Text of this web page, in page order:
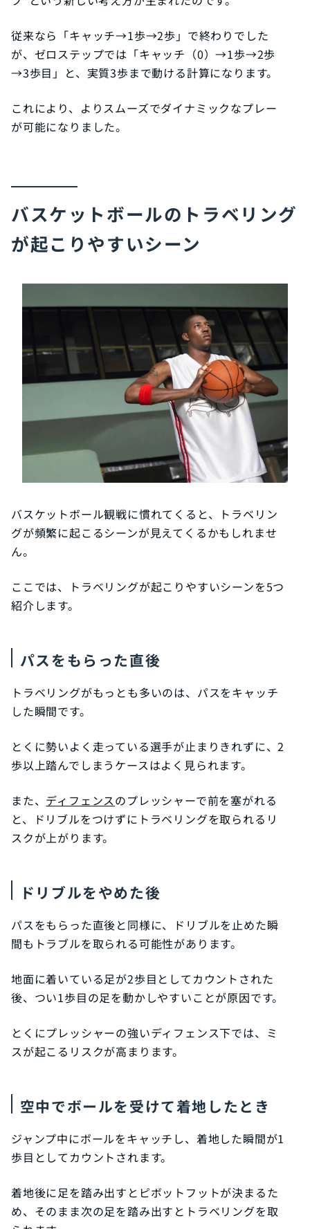
従来なら「キャッチ→1歩→2歩」で終わりでした
が、ゼロステップでは「キャッチ（0）→1歩→2歩
→3歩目」と、実質3歩まで動ける計算になります。
これにより、よりスムーズでダイナミックなプレー
が可能になりました。
バスケットボールのトラベリング
が起こりやすいシーン
バスケットボール観戦に慣れてくると、トラベリン
グが頻繁に起こるシーンが見えてくるかもしれませ
ん。
ここでは、トラベリングが起こりやすいシーンを5つ
紹介します。
パスをもらった直後
トラベリングがもっとも多いのは、パスをキャッチ
した瞬間です。
とくに勢いよく走っている選手が止まりきれずに、2
歩以上踏んでしまうケースはよく見られます。
また、 ディフェンスのプレッシャーで前を塞がれる
と、ドリブルをつけずにトラベリングを取られるリ
スクが上がります。
ドリブルをやめた後
パスをもらった直後と同様に、ドリブルを止めた瞬
間もトラブルを取られる可能性があります。
地面に着いている足が2歩目としてカウントされた
後、つい1歩目の足を動かしやすいことが原因です。
とくにプレッシャーの強いディフェンス下では、ミ
スが起こるリスクが高まります。
空中でボールを受けて着地したとき
ジャンプ中にボールをキャッチし、着地した瞬間が1
歩目としてカウントされます。
着地後に足を踏み出すとピボットフットが決まるた
め、そのまま次の足を踏み出すとトラベリングを取